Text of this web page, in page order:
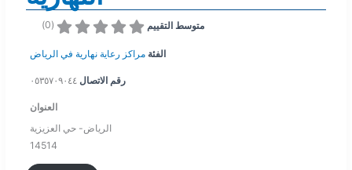
متوسط التقييم (
0
)
الفئة مراكز رعاية نهارية في الرياض
رقم الاتصال ٠٥٣٥٧٠٩٠٤٤
العنوان
الرياض- حي العزيزية
14514